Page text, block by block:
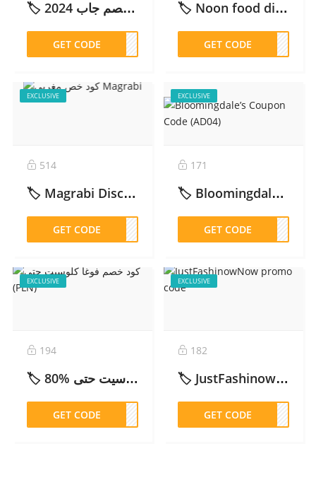
🏷️ كود خصم جاب 2024:(OTLOB) 15%Gap – 2026
GET CODETLOB
🏷️ Noon food discount code: ADM164 32% Off for New Users & 5% Off for Return Users – 2026
GET CODEM164
EXCLUSIVE
514
🏷️ Magrabi Discount Code AD41 (2025): Get 10% OFF Eyewear & Lenses Before You Buy – 2026
GET CODEAD41
EXCLUSIVE
171
🏷️ Bloomingdale’s Coupon Code (BD115) – 2026
GET CODED115
EXCLUSIVE
194
🏷️ كود خصم فوغا كلوسيت حتى %80 (PLN) – 2026
GET CODE
EXCLUSIVE
182
🏷️ JustFashinowNow promo code – 2026
GET CODEFF15